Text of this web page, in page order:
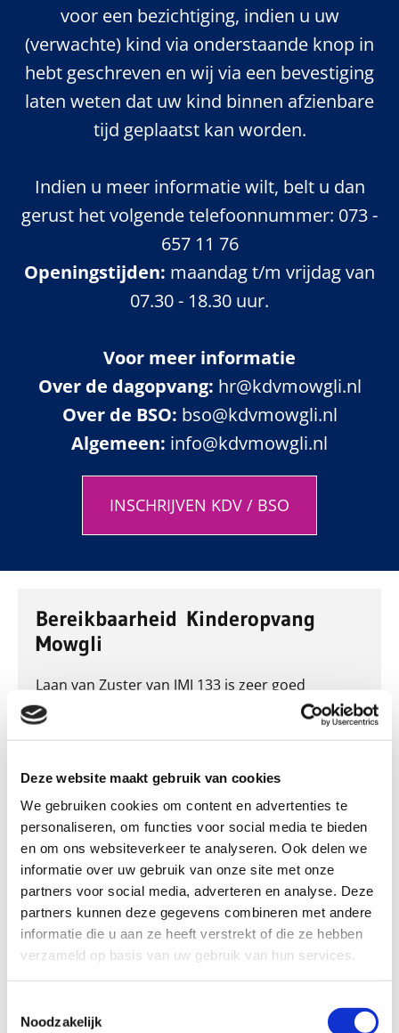
Deze website maakt gebruik van cookies
We gebruiken cookies om content en advertenties te
personaliseren, om functies voor social media te bieden
en om ons websiteverkeer te analyseren. Ook delen we
informatie over uw gebruik van onze site met onze
partners voor social media, adverteren en analyse. Deze
partners kunnen deze gegevens combineren met andere
informatie die u aan ze heeft verstrekt of die ze hebben
verzameld op basis van uw gebruik van hun services.
Noodzakelijk
voor een bezichtiging, indien u uw
(verwachte) kind via onderstaande knop in
hebt geschreven en wij via een bevestiging
laten weten dat uw kind binnen afzienbare
tijd geplaatst kan worden.
Indien u meer informatie wilt, belt u dan
gerust het volgende telefoonnummer: 073 -
657 11 76
Openingstijden: maandag t/m vrijdag van
07.30 - 18.30 uur.
Voor meer informatie
Over de dagopvang: hr@kdvmowgli.nl
Over de BSO: bso@kdvmowgli.nl
Algemeen: info@kdvmowgli.nl
INSCHRIJVEN KDV / BSO
Bereikbaarheid Kinderopvang
Mowgli
Laan van Zuster van JMJ 133 is zeer goed
bereikbaar vanaf de N65, ofwel de autoweg Den
Bosch -Tilburg.
U neemt daar de afslag Vught-Zuid. U rijdt de
Vijverbosweg op en gaat na ongeveer 500 meter
linksaf, de Jagersboschlaan in. Daar ziet u direct
aan de rechterzijde een inrit met een grote,
groene poort, dit is het begin van onze oprit, kijk
goed naar onze zelfgemaakte borden, die wijzen
u de weg. U bereikt binnen ongeveer 200 meter
ons nieuwe pand!